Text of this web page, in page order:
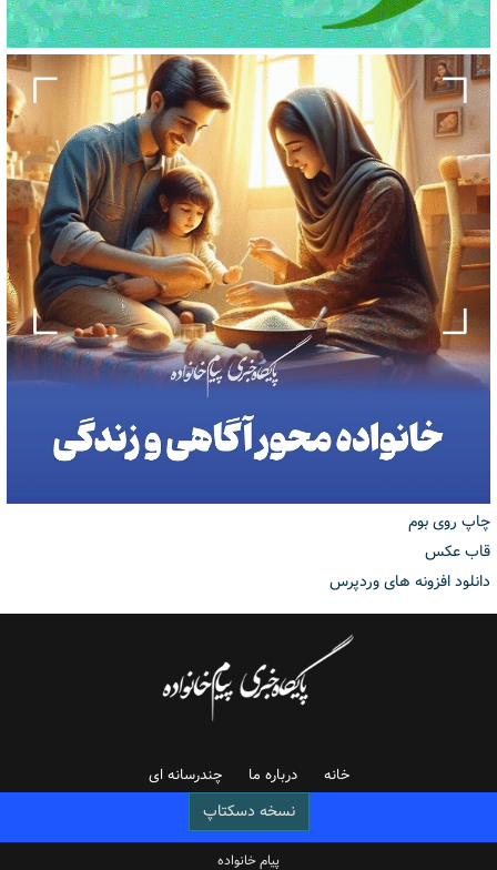
چاپ روی بوم
قاب عکس
دانلود افزونه های وردپرس
خانه درباره ما چندرسانه ای
نسخه دسکتاپ
پیام خانواده